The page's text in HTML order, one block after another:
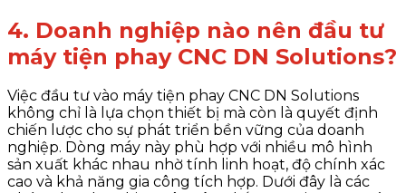
4. Doanh nghiệp nào nên đầu tư
máy tiện phay CNC DN Solutions?
Việc đầu tư vào máy tiện phay CNC DN Solutions
không chỉ là lựa chọn thiết bị mà còn là quyết định
chiến lược cho sự phát triển bền vững của doanh
nghiệp. Dòng máy này phù hợp với nhiều mô hình
sản xuất khác nhau nhờ tính linh hoạt, độ chính xác
cao và khả năng gia công tích hợp. Dưới đây là các